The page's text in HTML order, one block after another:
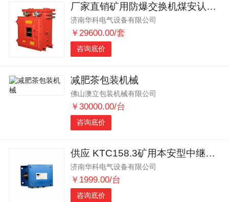
化工化学
安防设备
矿用物资
应急救援
智能制造
农业机械
交通机械
山东
内蒙古 黑龙江
吉林
江苏 浙江
湖北
湖南
安徽
陕西
云南
西藏 甘肃
海南 新疆
台湾
澳门 国外地区
厂家直销矿用防爆交换机煤安认证安标网可查KJJ127煤矿防爆交换机
济南华科电气设备有限公司
￥29600.00/套
咨询底价
减肥茶包装机械
佛山澳立包装机械有限公司
￥30000.00/台
咨询底价
供应 KTC158.3矿用本安型中继器 厂家直销煤矿隔爆本安型中继器
济南华科电气设备有限公司
￥1999.00/台
咨询底价